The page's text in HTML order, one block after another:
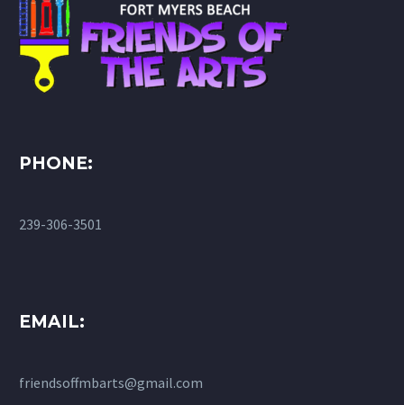
PHONE:
239-306-3501
EMAIL:
friendsoffmbarts@gmail.com